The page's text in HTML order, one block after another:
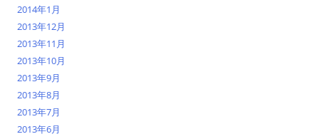
2014年1月
2013年12月
2013年11月
2013年10月
2013年9月
2013年8月
2013年7月
2013年6月